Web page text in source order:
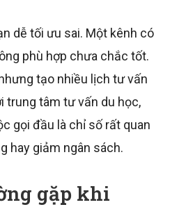
dễ tối ưu sai. Một kênh có
phù hợp chưa chắc tốt.
tạo nhiều lịch tư vấn
trung tâm tư vấn du học,
gọi đầu là chỉ số rất quan
hay giảm ngân sách.
gặp khi